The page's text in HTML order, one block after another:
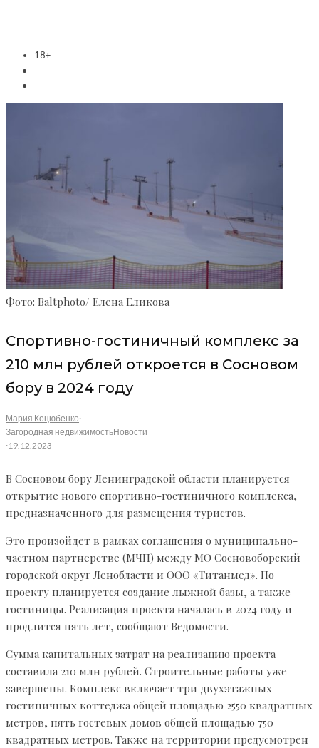
18+
Фото: Baltphoto/ Елена Еликова
Спортивно-гостиничный комплекс за
210 млн рублей откроется в Сосновом
бору в 2024 году
Мария Коцюбенко·
Загородная недвижимостьНовости
·19.12.2023
В Сосновом бору Ленинградской области планируется
открытие нового спортивно-гостиничного комплекса,
предназначенного для размещения туристов.
Это произойдет в рамках соглашения о муниципально-
частном партнерстве (МЧП) между МО Сосновоборский
городской округ Ленобласти и ООО «Титанмед». По
проекту планируется создание лыжной базы, а также
гостиницы. Реализация проекта началась в 2024 году и
продлится пять лет, сообщают Ведомости.
Сумма капитальных затрат на реализацию проекта
составила 210 млн рублей. Строительные работы уже
завершены. Комплекс включает три двухэтажных
гостиничных коттеджа общей площадью 2550 квадратных
метров, пять гостевых домов общей площадью 750
квадратных метров. Также на территории предусмотрен